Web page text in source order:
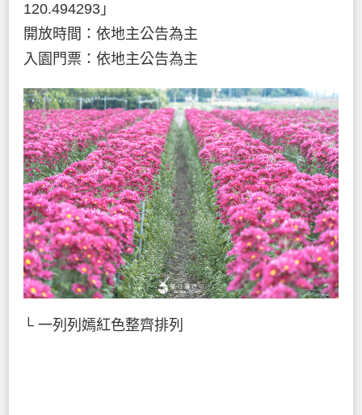
120.494293」
開放時間：依地主公告為主
入園門票：依地主公告為主
└ 一列列嫣紅色整齊排列